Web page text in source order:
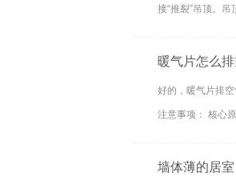
接“推裂”吊顶。
暖气片怎么排
好的，暖气片排
注意事项： 核心
墙体薄的居